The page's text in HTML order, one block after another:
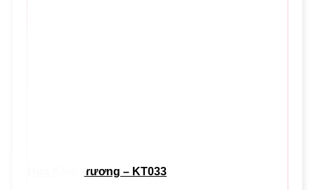
Hoa Khai Trương – KT033